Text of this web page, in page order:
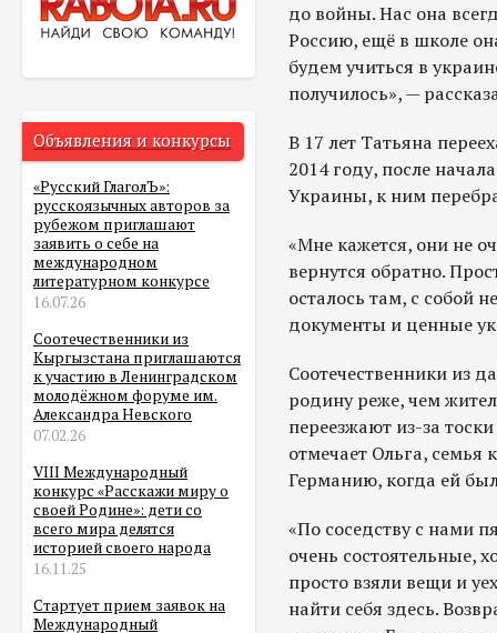
Объявления и конкурсы
«Русский ГлаголЪ»:
русскоязычных авторов за
рубежом приглашают
заявить о себе на
международном
литературном конкурсе
16.07.26
Соотечественники из
Кыргызстана приглашаются
к участию в Ленинградском
молодёжном форуме им.
Александра Невского
07.02.26
VIII Международный
конкурс «Расскажи миру о
своей Родине»: дети со
всего мира делятся
историей своего народа
16.11.25
Стартует прием заявок на
Международный
до войны. Нас она
Россию, ещё в школе
будем учиться в
получилось», —
В 17 лет Татьяна
2014 году, после
Украины, к ним
«Мне кажется, они не
вернутся обратно.
осталось там, с собой
документы и ценные
Соотечественники из
родину реже, чем
переезжают из-за
отмечает Ольга, семья
Германию, когда ей
«По соседству с нами
очень состоятельные,
просто взяли вещи и
найти себя здесь.